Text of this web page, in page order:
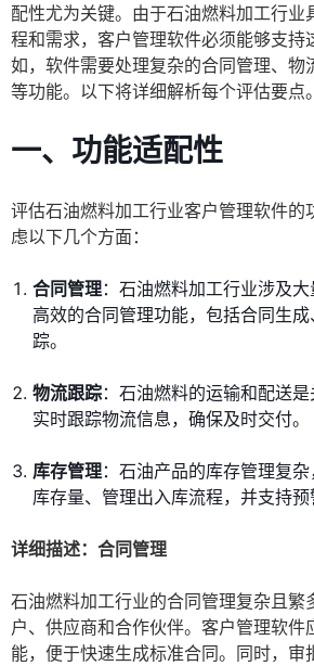
配性尤为关键。由于石油燃料加工行业
程和需求，客户管理软件必须能够支持
如，软件需要处理复杂的合同管理、物
等功能。以下将详细解析每个评估要点。
一、功能适配性
评估石油燃料加工行业客户管理软件的
虑以下几个方面：
合同管理：石油燃料加工行业涉及
高效的合同管理功能，包括合同生
踪。
物流跟踪：石油燃料的运输和配送
实时跟踪物流信息，确保及时交付。
库存管理：石油产品的库存管理复
库存量、管理出入库流程，并支持预
详细描述：合同管理
石油燃料加工行业的合同管理复杂且繁
户、供应商和合作伙伴。客户管理软件
能，便于快速生成标准合同。同时，审